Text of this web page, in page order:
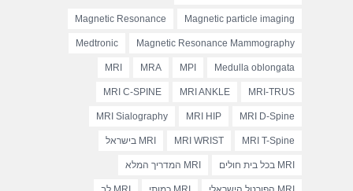
Magnetic particle imaging
Magnetic Resonance
Magnetic Resonance Mammography
Medtronic
Medulla oblongata
MPI
MRA
MRI
MRI-TRUS
MRI ANKLE
MRI C-SPINE
MRI D-Spine
MRI HIP
MRI Sialography
MRI T-Spine
MRI WRIST MRI בישראל
MRI בכל בית חולים MRI המדריך המלא